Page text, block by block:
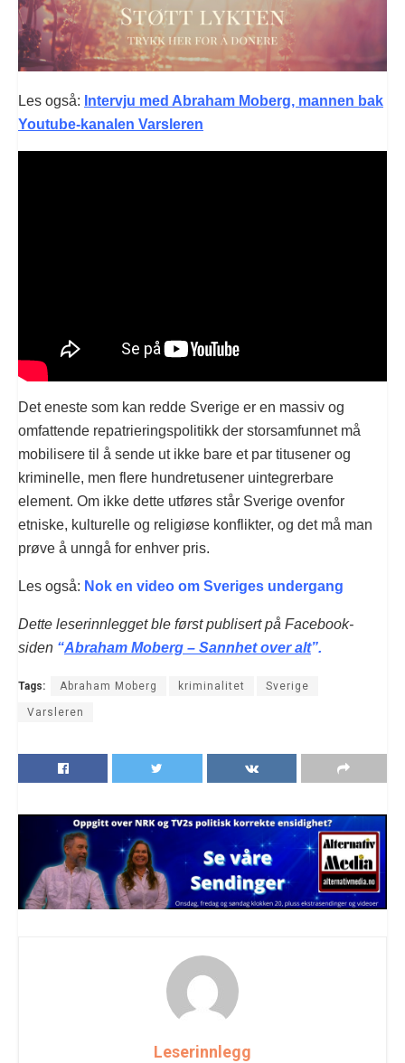
Les også: Intervju med Abraham Moberg, mannen bak
Youtube-kanalen Varsleren
Det eneste som kan redde Sverige er en massiv og
omfattende repatrieringspolitikk der storsamfunnet må
mobilisere til å sende ut ikke bare et par titusener og
kriminelle, men flere hundretusener uintegrerbare
element. Om ikke dette utføres står Sverige ovenfor
etniske, kulturelle og religiøse konflikter, og det må man
prøve å unngå for enhver pris.
Les også: Nok en video om Sveriges undergang
Dette leserinnlegget ble først publisert på Facebook-
siden “Abraham Moberg – Sannhet over alt”.
Tags: Abraham Moberg kriminalitet Sverige
Varsleren
Leserinnlegg